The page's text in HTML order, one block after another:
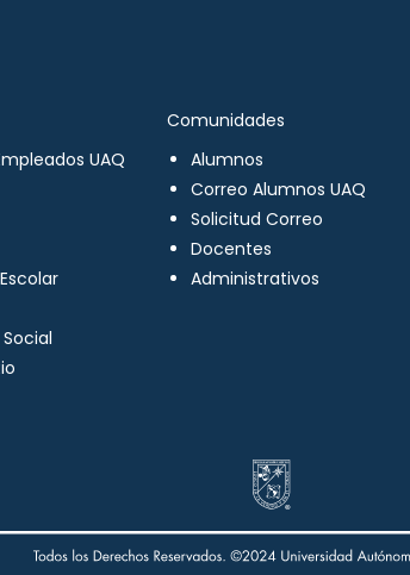
UAQ
Comunidades
Alumnos
Correo Alumnos UAQ
Solicitud Correo
Docentes
Administrativos